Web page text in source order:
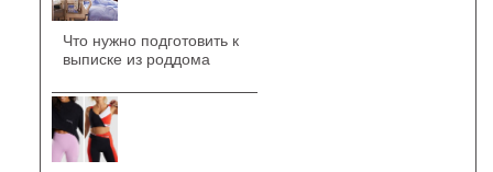
Что нужно подготовить к
выписке из роддома